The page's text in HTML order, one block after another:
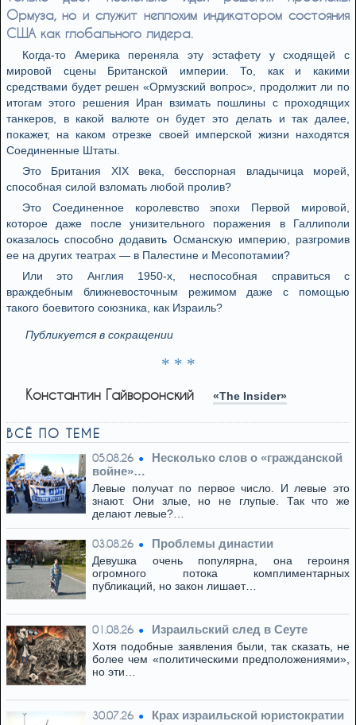
Ормуза, но и служит неплохим индикатором состояния
США как глобального лидера.
Когда-то Америка переняла эту эстафету у сходящей с
мировой сцены Британской империи. То, как и какими
средствами будет решен «Ормузский вопрос», продолжит ли по
итогам этого решения Иран взимать пошлины с проходящих
танкеров, в какой валюте он будет это делать и так далее,
покажет, на каком отрезке своей имперской жизни находятся
Соединенные Штаты.
Это Британия XIX века, бесспорная владычица морей,
способная силой взломать любой пролив?
Это Соединенное королевство эпохи Первой мировой,
которое даже после унизительного поражения в Галлиполи
оказалось способно додавить Османскую империю, разгромив
ее на других театрах — в Палестине и Месопотамии?
Или это Англия 1950-х, неспособная справиться с
враждебным ближневосточным режимом даже с помощью
такого боевитого союзника, как Израиль?
Публикуется в сокращении
* * *
Константин Гайворонский «The Insider»
ВСЁ ПО ТЕМЕ
05.08.26
Несколько слов о «гражданской
войне»…
Левые получат по первое число. И левые это
знают. Они злые, но не глупые. Так что же
делают левые?…
03.08.26 Проблемы династии
Девушка очень популярна, она героиня
огромного потока комплиментарных
публикаций, но закон лишает…
01.08.26 Израильский след в Сеуте
Хотя подобные заявления были, так сказать, не
более чем «политическими предположениями»,
но эти…
30.07.26 Крах израильской юристократии